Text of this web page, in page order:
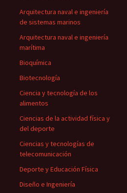
Arquitectura naval e ingeniería
de sistemas marinos
Arquitectura naval e ingeniería
marítima
Bioquímica
Biotecnología
Ciencia y tecnología de los
alimentos
Ciencias de la actividad física y
del deporte
Ciencias y tecnologías de
telecomunicación
Deporte y Educación Física
Diseño e Ingeniería